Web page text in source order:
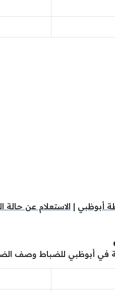
أبوظبي | الاستعلام عن
في أبوظبي للضباط وصف